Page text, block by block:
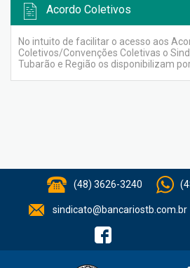
Acordo Coletivos
No intuito de facilitar o acesso aos
Coletivos/Convenções Coletivas o
Tubarão e Região os disponibilizam
(48) 3626-3240
sindicato@bancariostb.com.br